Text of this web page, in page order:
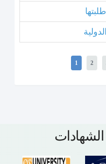
1 2
الشهادات